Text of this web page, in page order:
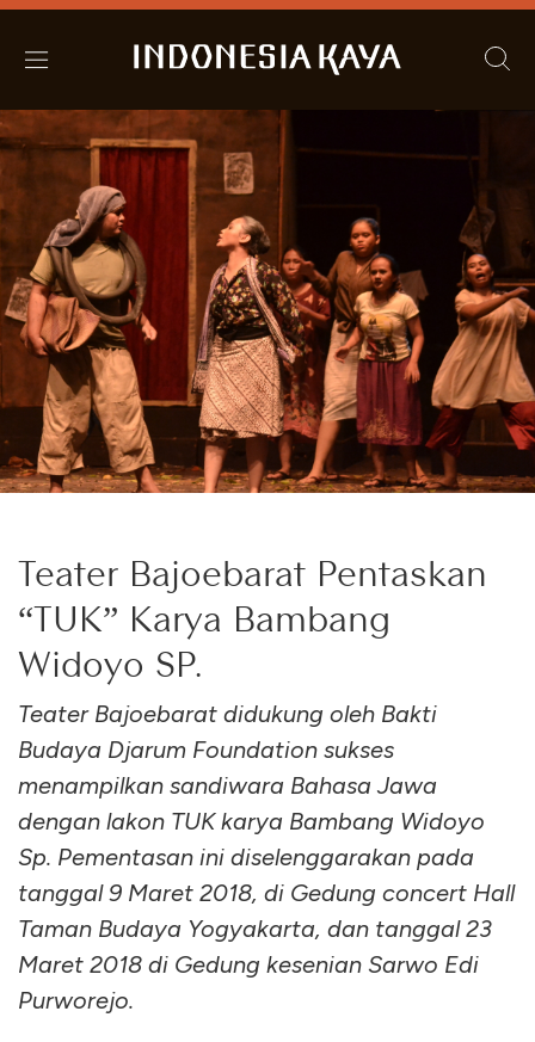
Teater Bajoebarat Pentaskan
“TUK” Karya Bambang
Widoyo SP.
Teater Bajoebarat didukung oleh Bakti
Budaya Djarum Foundation sukses
menampilkan sandiwara Bahasa Jawa
dengan lakon TUK karya Bambang Widoyo
Sp. Pementasan ini diselenggarakan pada
tanggal 9 Maret 2018, di Gedung concert Hall
Taman Budaya Yogyakarta, dan tanggal 23
Maret 2018 di Gedung kesenian Sarwo Edi
Purworejo.